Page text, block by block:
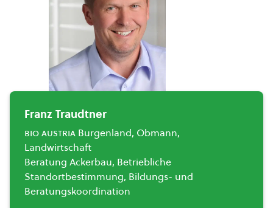
Franz Traudtner
bio austria Burgenland, Obmann,
Landwirtschaft
Beratung Ackerbau, Betriebliche
Standortbestimmung, Bildungs- und
Beratungskoordination